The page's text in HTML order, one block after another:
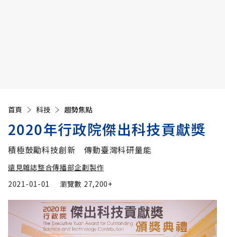
首頁 科技 趨勢焦點
2020年行政院傑出科技貢獻獎
積極鼓勵科技創新 傳動臺灣科研量能
遠見雜誌整合傳播部企劃製作
2021-01-01
瀏覽數 27,200+